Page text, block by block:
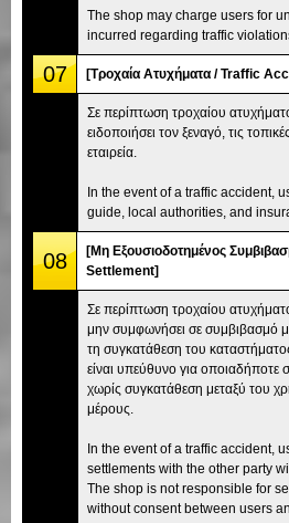
The shop may charge users for
incurred regarding traffic
07 [Τροχαία Ατυχήματα / Traffic
Σε περίπτωση τροχαίου
ειδοποιήσει τον ξεναγό, τις
εταιρεία.
In the event of a traffic accident,
guide, local authorities, and
08
[Μη Εξουσιοδοτημένος
Settlement]
Σε περίπτωση τροχαίου
μην συμφωνήσει σε συμβιβασμό
τη συγκατάθεση του
είναι υπεύθυνο για
χωρίς συγκατάθεση μεταξύ του
μέρους.
In the event of a traffic accident,
settlements with the other party
The shop is not responsible for
without consent between users